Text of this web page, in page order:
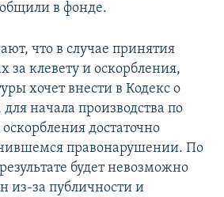
в фонде.
что в случае принятия
за клевету и оскорбления,
хочет внести в Кодекс о
начала производства по
достаточно
правонарушении. По
будет невозможно
из-за публичности и